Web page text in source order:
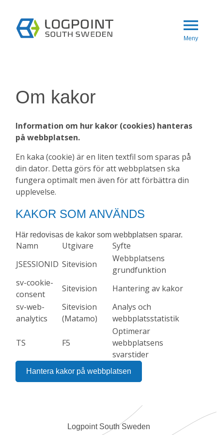
menu
Meny
Om kakor
Information om hur kakor (cookies) hanteras
på webbplatsen.
En kaka (cookie) är en liten textfil som sparas på
din dator. Detta görs för att webbplatsen ska
fungera optimalt men även för att förbättra din
upplevelse.
KAKOR SOM ANVÄNDS
Här redovisas de kakor som webbplatsen sparar.
Namn Utgivare
Syfte
JSESSIONID Sitevision
Webbplatsens
grundfunktion
sv-cookie-
consent
Sitevision
Hantering av kakor
sv-web-
analytics
Sitevision
(Matamo)
Analys och
webbplatsstatistik
TS F5
Optimerar
webbplatsens
svarstider
Hantera kakor på webbplatsen
Logpoint South Sweden